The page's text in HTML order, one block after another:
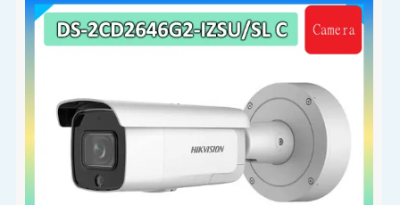
chiều, ống kính 4